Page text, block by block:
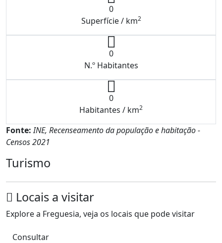
0
Superfície / km2
0
N.º Habitantes
0
Habitantes / km2
Fonte:INE, Recenseamento da população e habitação -
Censos 2021
Turismo
Locais a visitar
Explore a Freguesia, veja os locais que pode visitar
Consultar